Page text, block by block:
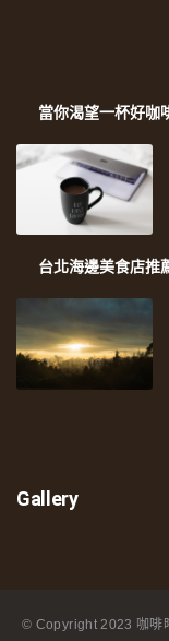
當你渴望一杯好咖
台北海邊美食店推
Gallery
© Copyright2023 咖啡